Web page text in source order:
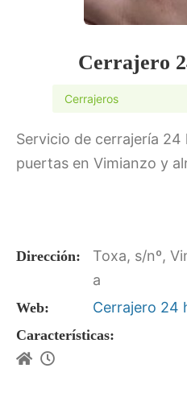
Cerrajero
Cerrajeros
Servicio de cerrajería
puertas en Vimianzo y
Dirección:
Toxa, s/nº,
a
Web: Cerrajero 24
Características: